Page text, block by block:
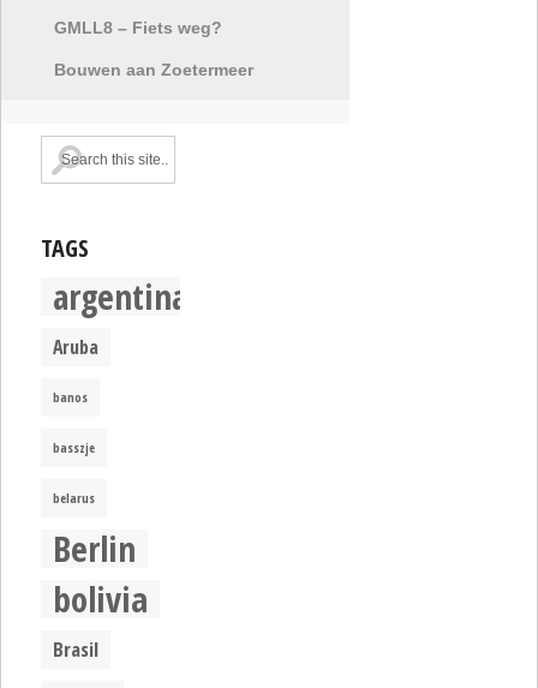
GMLL8 – Fiets weg?
Bouwen aan Zoetermeer
TAGS
argentina
Aruba
banos
basszje
belarus
Berlin
bolivia
Brasil